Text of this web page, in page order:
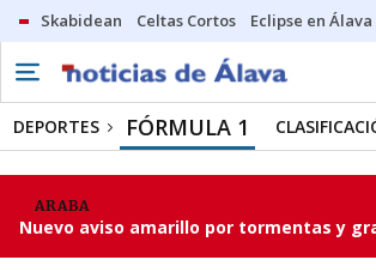
Skabidean Celtas Cortos Eclipse en Álava
DEPORTES FÓRMULA 1
ARABA
Nuevo aviso amarillo por tormentas y